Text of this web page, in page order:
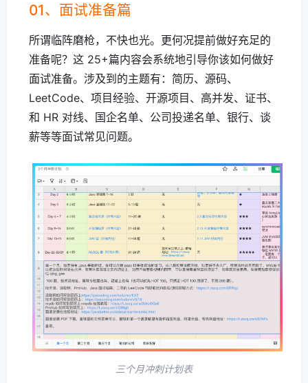
01、面试准备篇
所谓临阵磨枪，不快也光。更何况提前做好充足的
准备呢？这 25+篇内容会系统地引导你该如何做好
面试准备。涉及到的主题有：简历、源码、
LeetCode、项目经验、开源项目、高并发、证书、
和 HR 对线、国企名单、公司投递名单、银行、谈
薪等等面试常见问题。
三个月冲刺计划表